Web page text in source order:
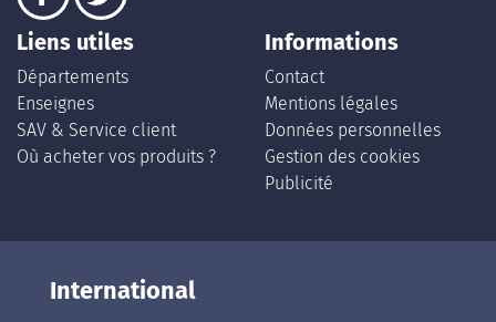
Liens utiles
Départements
Enseignes
SAV & Service client
Où acheter vos produits ?
Informations
Contact
Mentions légales
Données personnelles
Gestion des cookies
Publicité
International